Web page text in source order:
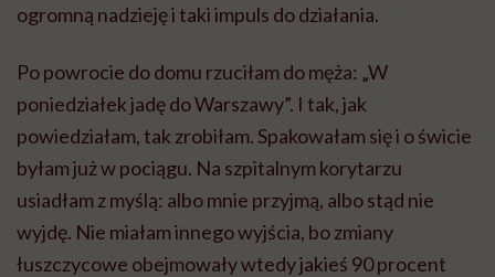
ogromną nadzieję i taki impuls do działania.
Po powrocie do domu rzuciłam do męża: „W
poniedziałek jadę do Warszawy”. I tak, jak
powiedziałam, tak zrobiłam. Spakowałam się i o świcie
byłam już w pociągu. Na szpitalnym korytarzu
usiadłam z myślą: albo mnie przyjmą, albo stąd nie
wyjdę. Nie miałam innego wyjścia, bo zmiany
łuszczycowe obejmowały wtedy jakieś 90 procent